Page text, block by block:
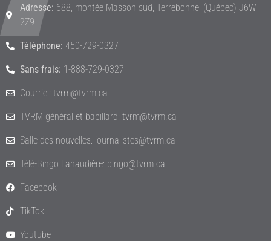
Adresse: 688, montée Masson sud, Terrebonne, (Québec) J6W
2Z9
Téléphone: 450-729-0327
Sans frais: 1-888-729-0327
Courriel: tvrm@tvrm.ca
TVRM général et babillard: tvrm@tvrm.ca
Salle des nouvelles: journalistes@tvrm.ca
Télé-Bingo Lanaudière: bingo@tvrm.ca
Facebook
TikTok
Youtube